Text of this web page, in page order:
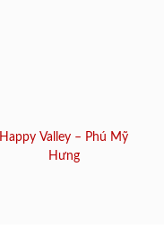
Happy Valley – Phú Mỹ
Hưng